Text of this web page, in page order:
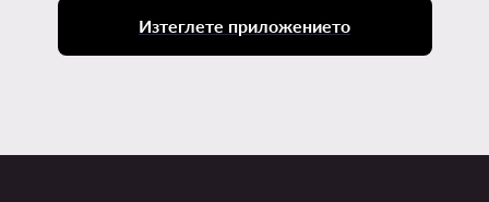
Изтеглете приложението